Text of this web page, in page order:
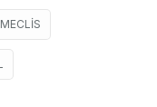
MECLIS